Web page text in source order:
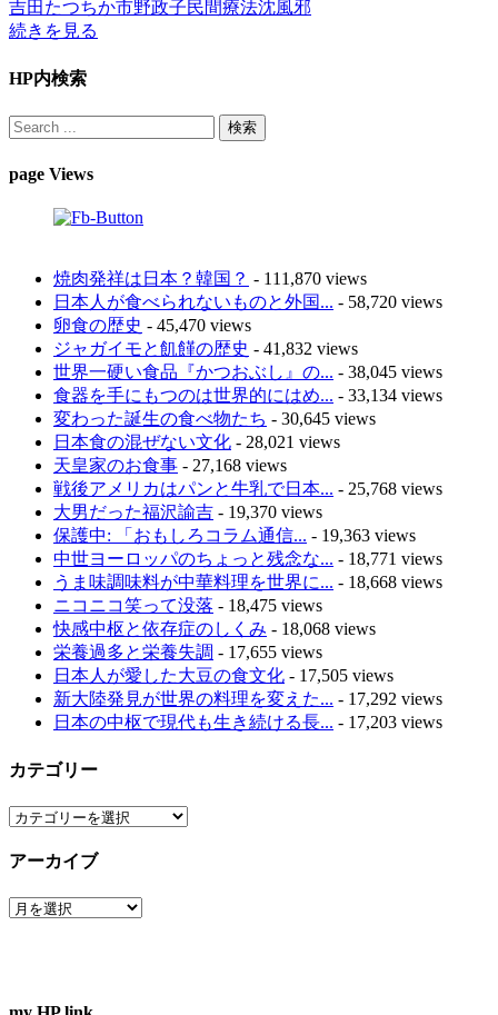
吉田たつちか市野政子民間療法沈風邪
続きを見る
HP内検索
page Views
焼肉発祥は日本？韓国？ - 111,870 views
日本人が食べられないものと外国... - 58,720 views
卵食の歴史 - 45,470 views
ジャガイモと飢饉の歴史 - 41,832 views
世界一硬い食品『かつおぶし』の... - 38,045 views
食器を手にもつのは世界的にはめ... - 33,134 views
変わった誕生の食べ物たち - 30,645 views
日本食の混ぜない文化 - 28,021 views
天皇家のお食事 - 27,168 views
戦後アメリカはパンと牛乳で日本... - 25,768 views
大男だった福沢諭吉 - 19,370 views
保護中: 「おもしろコラム通信... - 19,363 views
中世ヨーロッパのちょっと残念な... - 18,771 views
うま味調味料が中華料理を世界に... - 18,668 views
ニコニコ笑って没落 - 18,475 views
快感中枢と依存症のしくみ - 18,068 views
栄養過多と栄養失調 - 17,655 views
日本人が愛した大豆の食文化 - 17,505 views
新大陸発見が世界の料理を変えた... - 17,292 views
日本の中枢で現代も生き続ける長... - 17,203 views
カテゴリー
カ
ゴ
ー
アーカイブ
ア